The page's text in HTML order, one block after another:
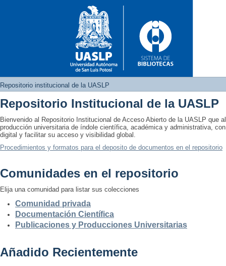
Repositorio institucional de la
Repositorio institucional de la UASLP
Repositorio Institucional de la UASLP
Bienvenido al Repositorio Institucional de Acceso Abierto de la UASLP que
producción universitaria de índole científica, académica y administrativa,
digital y facilitar su acceso y visibilidad global.
Procedimientos y formatos para el deposito de documentos en el repositorio
Comunidades en el repositorio
Elija una comunidad para listar sus colecciones
Comunidad privada
Documentación Científica
Publicaciones y Producciones Universitarias
Añadido Recientemente